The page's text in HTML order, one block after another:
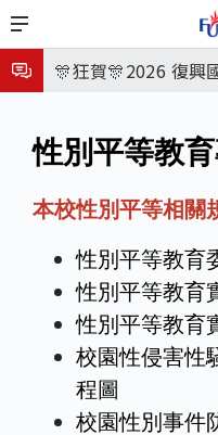
移
至
主
內
🎉🎉🎉狂賀! 12望
連續兩年錄取世界
🎊狂賀🎊2026 復興
取標準、62%達台
🎊
8月3日 分科成績公
臺北市2026城鎮韌
時30分至15時實施
制與避難演練，以
8月31日 開學日
🎉🎉🎉狂賀! 12望蘇
連續兩年錄取世界
性別平等教
本校性別平等相關
性別平等教育
性別平等教育
性別平等教育
校園性侵害性
程圖
校園性別事件